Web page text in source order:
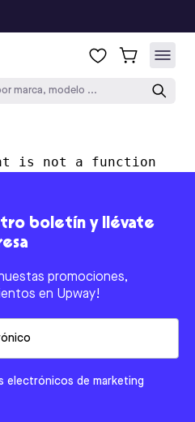
marca, modelo ...
is not a function
boletín y llévate
promociones,
en Upway!
electrónicos de marketing